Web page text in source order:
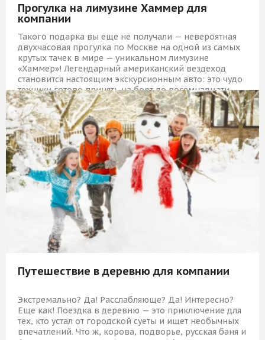
Прогулка на лимузине Хаммер для
компании
Такого подарка вы еще не получали — невероятная
двухчасовая прогулка по Москве на одной из самых
крутых тачек в мире — уникальном лимузине
«Хаммер»! Легендарный американский вездеход
становится настоящим экскурсионным авто: это чудо
техники готово принять на борт до восемнадцати
человек.
9 559 Р КУПИТЬ
Путешествие в деревню для компании
Экстремально? Да! Расслабляюще? Да! Интересно?
Еще как! Поездка в деревню — это приключение для
тех, кто устал от городской суеты и ищет необычных
впечатлений. Что ж, корова, подворье, русская баня и